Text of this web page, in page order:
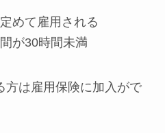
めて雇用される
が30時間未満
方は雇用保険に加入がで